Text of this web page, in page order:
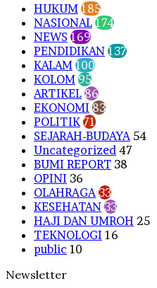
HUKUM 185
NASIONAL 174
NEWS 169
PENDIDIKAN 137
KALAM 100
KOLOM 95
ARTIKEL 86
EKONOMI 83
POLITIK 71
SEJARAH-BUDAYA 54
Uncategorized 47
BUMI REPORT 38
OPINI 36
OLAHRAGA 33
KESEHATAN 33
HAJI DAN UMROH 25
TEKNOLOGI 16
public 10
Newsletter